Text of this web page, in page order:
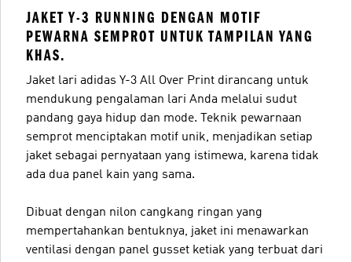
JAKET Y-3 RUNNING DENGAN MOTIF
PEWARNA SEMPROT UNTUK TAMPILAN YANG
KHAS.
Jaket lari adidas Y-3 All Over Print dirancang untuk
mendukung pengalaman lari Anda melalui sudut
pandang gaya hidup dan mode. Teknik pewarnaan
semprot menciptakan motif unik, menjadikan setiap
jaket sebagai pernyataan yang istimewa, karena tidak
ada dua panel kain yang sama.
Dibuat dengan nilon cangkang ringan yang
mempertahankan bentuknya, jaket ini menawarkan
ventilasi dengan panel gusset ketiak yang terbuat dari